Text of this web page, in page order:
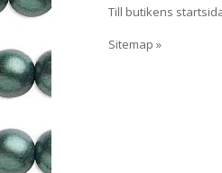
Till butikens
Sitemap »